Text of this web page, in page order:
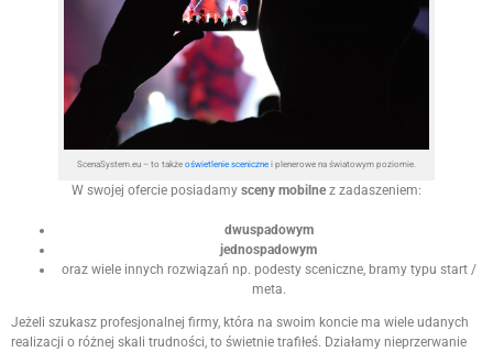
ScenaSystem.eu – to także oświetlenie scenicznei plenerowe na światowym poziomie.
W swojej ofercie posiadamy sceny mobilne z zadaszeniem:
dwuspadowym
jednospadowym
oraz wiele innych rozwiązań np. podesty sceniczne, bramy typu start /
meta.
Jeżeli szukasz profesjonalnej firmy, która na swoim koncie ma wiele udanych
realizacji o różnej skali trudności, to świetnie trafiłeś. Działamy nieprzerwanie